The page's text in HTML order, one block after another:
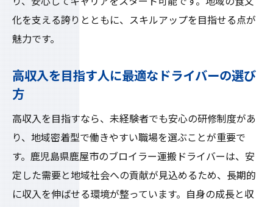
化を支える誇りとともに、スキルアップを目指せる点が
魅力です。
高収入を目指す人に最適なドライバーの選び
方
高収入を目指すなら、未経験者でも安心の研修制度があ
り、地域密着型で働きやすい職場を選ぶことが重要で
す。鹿児島県鹿屋市のブロイラー運搬ドライバーは、安
定した需要と地域社会への貢献が見込めるため、長期的
に収入を伸ばせる環境が整っています。自身の成長と収